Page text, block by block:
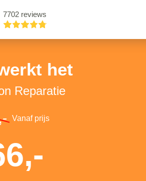
7702 reviews
het
Reparatie
Vanaf prijs